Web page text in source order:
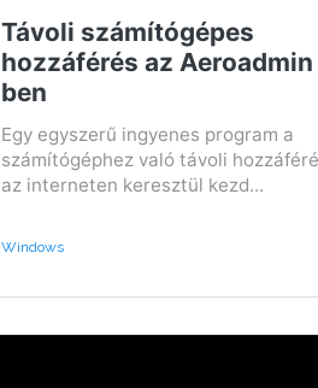
Távoli számítógépes
hozzáférés az
ben
Egy egyszerű ingyenes program a
számítógéphez való távoli
az interneten keresztül kezd...
Windows